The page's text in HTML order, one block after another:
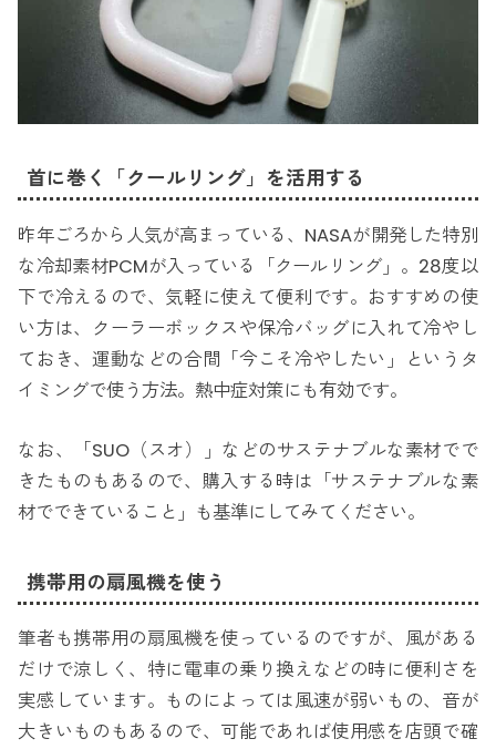
首に巻く「クールリング」を活用する
昨年ごろから人気が高まっている、NASAが開発した特別
な冷却素材PCMが入っている「クールリング」。28度以
下で冷えるので、気軽に使えて便利です。おすすめの使
い方は、クーラーボックスや保冷バッグに入れて冷やし
ておき、運動などの合間「今こそ冷やしたい」というタ
イミングで使う方法。熱中症対策にも有効です。
なお、「SUO（スオ）」などのサステナブルな素材でで
きたものもあるので、購入する時は「サステナブルな素
材でできていること」も基準にしてみてください。
携帯用の扇風機を使う
筆者も携帯用の扇風機を使っているのですが、風がある
だけで涼しく、特に電車の乗り換えなどの時に便利さを
実感しています。ものによっては風速が弱いもの、音が
大きいものもあるので、可能であれば使用感を店頭で確